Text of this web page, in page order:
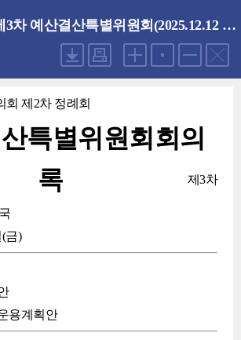
제310회 제3차 예산결산특별위원회(2025.12.12 금요일)
회 제2차 정례회
특별위원회회의
록
제3차
(금)
용계획안